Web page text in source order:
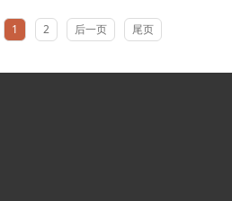
1 2 后一页 尾页